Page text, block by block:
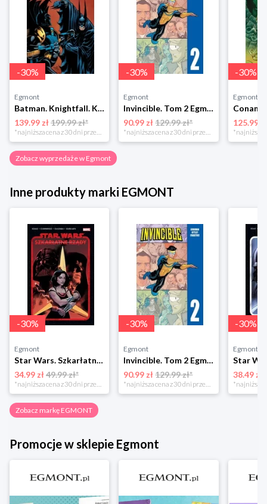
-30%
Egmont
Batman. Knightfall. Koniec Mrocznych Rycerzy. Tom 4 Egmont
139.99 zł199.99 zł*
*najniższa cena z 30 dni przed obniżką
-30%
Egmont
Invincible. Tom 2 Egmont
90.99 zł 129.99 zł*
*najniższa cena z 30 dni przed obniżką
-30%
Egmont
125.99 zł
Zobacz wyprzedaże w Egmont
Inne produkty marki EGMONT
-30%
Egmont
Star Wars. Szkarłatne rządy Egmont
34.99 zł49.99 zł*
-30%
Egmont
Invincible. Tom 2 Egmont
90.99 zł 129.99 zł*
-30%
Egmont
38.49 zł
Zobacz markę EGMONT
Promocje w sklepie Egmont